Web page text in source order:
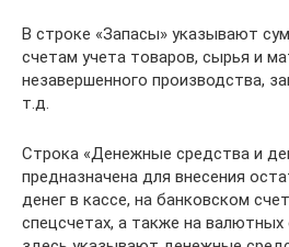
В строке «Запасы» указывают
счетам учета товаров, сырья и
незавершенного производства,
т.д.
Строка «Денежные средства и
предназначена для внесения
денег в кассе, на банковском
спецсчетах, а также на валютных